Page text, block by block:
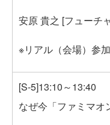
安原 貴之 [フューチ
※リアル（会場）参
[S-5]13:10～13:40
なぜ今「ファミマオ